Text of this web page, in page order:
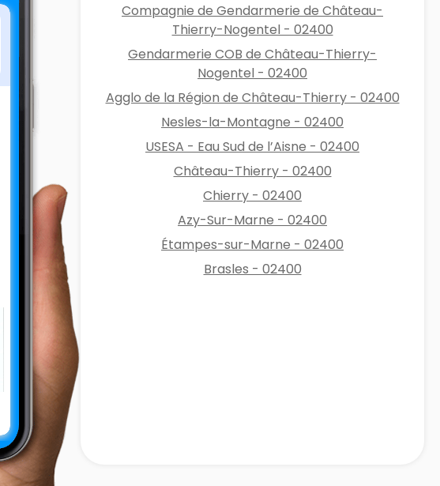
Compagnie de Gendarmerie de Château-
Thierry-Nogentel - 02400
Gendarmerie COB de Château-Thierry-
Nogentel - 02400
Agglo de la Région de Château-Thierry - 02400
Nesles-la-Montagne - 02400
USESA - Eau Sud de l’Aisne - 02400
Château-Thierry - 02400
Chierry - 02400
Azy-Sur-Marne - 02400
Étampes-sur-Marne - 02400
Brasles - 02400